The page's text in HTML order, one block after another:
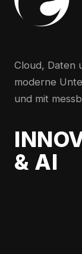
Cloud, Daten
moderne
und mit
& AI